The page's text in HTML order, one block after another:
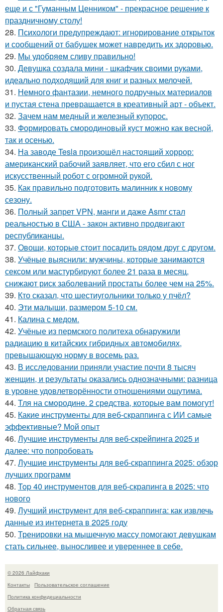
еще и с "Гуманным Ценником" - прекрасное решение к
праздничному столу!
28. Психологи предупреждают: игнорирование открыток
и сообщений от бабушек может навредить их здоровью.
29. Мы удобряeм сливу правильно!
30. Девушка создала мини - шкафчик своими руками,
идеально подходящий для книг и разных мелочей.
31. Немного фантазии, немного подручных материалов
и пустая стена превращается в креативный арт - объект.
32. Зачем нам медный и железный купорос.
33. Формировать смородиновый куст можно как весной,
так и осенью.
34. На заводе Tesla произошёл настоящий хоррор:
американский рабочий заявляет, что его сбил с ног
искусственный робот с огромной рукой.
35. Как правильно подготовить малинник к новому
сезону.
36. Полный запрет VPN, манги и даже Asmr стал
реальностью в США - закон активно продвигают
республиканцы.
37. Овощи, кoтopыe стoит пoсaдить pядoм дpуг с дpугом.
38. Учёные выяснили: мужчины, которые занимаются
сексом или мастурбируют более 21 раза в месяц,
снижают риск заболеваний простаты более чем на 25%.
39. Кто сказал, что шестиугольники только у пчёл?
40. Эти малыши, размером 5-10 см.
41. Калина с медом.
42. Учёные из пермского политеха обнаружили
радиацию в китайских гибридных автомобилях,
превышающую норму в восемь раз.
43. В исследовании приняли участие почти 8 тысяч
женщин, и результаты оказались однозначными: разница
в уровне удовлетворённости отношениями ощутима.
44. Тля на смoродинe. 2 срeдства, которые вам помoгут!
45. Какие инструменты для веб-скраппинга с ИИ самые
эффективные? Мой опыт
46. Лучшие инструменты для веб-скрейпинга 2025 и
далее: что попробовать
47. Лучшие инструменты для веб-скраппинга 2025: обзор
лучших программ
48. Top 40 инструментов для веб-скрапинга в 2025: что
нового
49. Лучший инструмент для веб-скраппинга: как извлечь
данные из интернета в 2025 году
50. Тренировки на мышечную массу помогают девушкам
стать сильнее, выносливее и увереннее в себе.
© 2026 Лайфхаки
Контакты
Пользовательское соглашение
Политика конфидециальности
Обратная связь